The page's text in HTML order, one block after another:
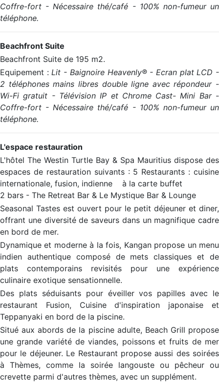
Coffre-fort - Nécessaire thé/café - 100% non-fumeur un
téléphone.
Beachfront Suite
Beachfront Suite de 195 m2.
Equipement :Lit - Baignoire Heavenly® - Ecran plat LCD -
2 téléphones mains libres double ligne avec répondeur -
Wi-Fi gratuit - Télévision IP et Chrome Cast- Mini Bar -
Coffre-fort - Nécessaire thé/café - 100% non-fumeur un
téléphone.
L'espace restauration
L'hôtel The Westin Turtle Bay & Spa Mauritius dispose des
espaces de restauration suivants : 5 Restaurants : cuisine
internationale, fusion, indienne à la carte buffet
2 bars - The Retreat Bar & Le Mystique Bar & Lounge
Seasonal Tastes est ouvert pour le petit déjeuner et diner,
offrant une diversité de saveurs dans un magnifique cadre
en bord de mer.
Dynamique et moderne à la fois, Kangan propose un menu
indien authentique composé de mets classiques et de
plats contemporains revisités pour une expérience
culinaire exotique sensationnelle.
Des plats séduisants pour éveiller vos papilles avec le
restaurant Fusion, Cuisine d'inspiration japonaise et
Teppanyaki en bord de la piscine.
Situé aux abords de la piscine adulte, Beach Grill propose
une grande variété de viandes, poissons et fruits de mer
pour le déjeuner. Le Restaurant propose aussi des soirées
à Thèmes, comme la soirée langouste ou pêcheur ou
crevette parmi d'autres thèmes, avec un supplément.